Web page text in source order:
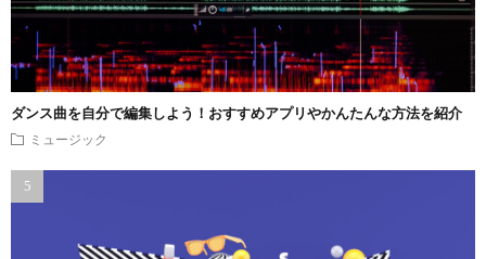
ダンス曲を自分で編集しよう！おすすめアプリやかんたんな方法を紹介
ミュージック